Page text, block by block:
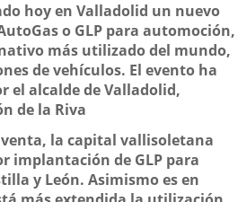
hoy en Valladolid un nuevo
o GLP para automoción,
más utilizado del mundo,
de vehículos. El evento ha
el alcalde de Valladolid,
de la Riva
la capital vallisoletana
implantación de GLP para
y León. Asimismo es en